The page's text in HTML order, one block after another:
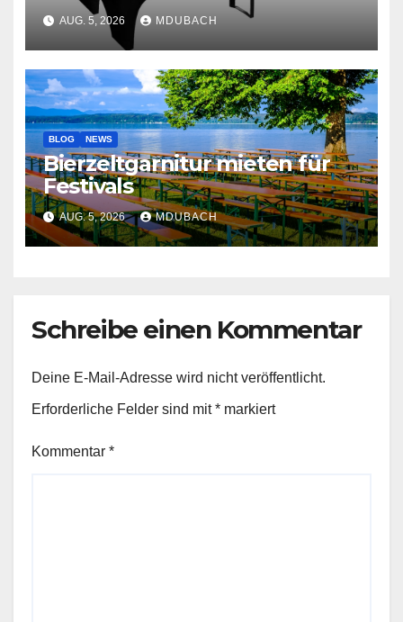
AUG. 5, 2026 MDUBACH
BLOG NEWS
Bierzeltgarnitur mieten für
Festivals
AUG. 5, 2026 MDUBACH
Schreibe einen Kommentar
Deine E-Mail-Adresse wird nicht veröffentlicht.
Erforderliche Felder sind mit* markiert
Kommentar *